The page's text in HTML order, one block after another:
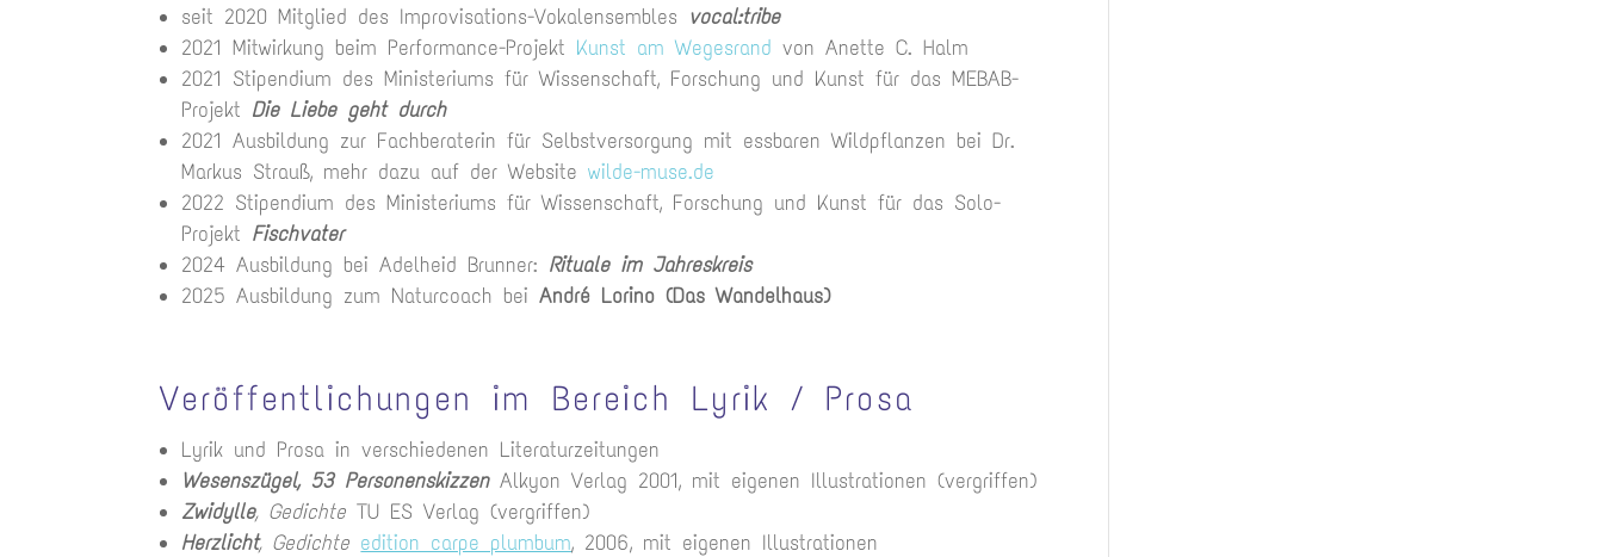
seit 2020 Mitglied des Improvisations-Vokalensembles vocal:tribe
2021 Mitwirkung beim Performance-Projekt Kunst am Wegesrand von Anette C. Halm
2021 Stipendium des Ministeriums für Wissenschaft, Forschung und Kunst für das MEBAB-
Projekt Die Liebe geht durch
2021 Ausbildung zur Fachberaterin für Selbstversorgung mit essbaren Wildpflanzen bei Dr.
Markus Strauß, mehr dazu auf der Websitewilde-muse.de
2022 Stipendium des Ministeriums für Wissenschaft, Forschung und Kunst für das Solo-
Projekt Fischvater
2024 Ausbildung bei Adelheid Brunner: Rituale im Jahreskreis
2025 Ausbildung zum Naturcoach beiAndré Lorino (Das Wandelhaus)
Veröffentlichungen im Bereich Lyrik / Prosa
Lyrik und Prosa in verschiedenen Literaturzeitungen
Wesenszügel, 53 Personenskizzen Alkyon Verlag 2001, mit eigenen Illustrationen (vergriffen)
Zwidylle, Gedichte TU ES Verlag (vergriffen)
Herzlicht, Gedichte edition carpe plumbum, 2006, mit eigenen Illustrationen